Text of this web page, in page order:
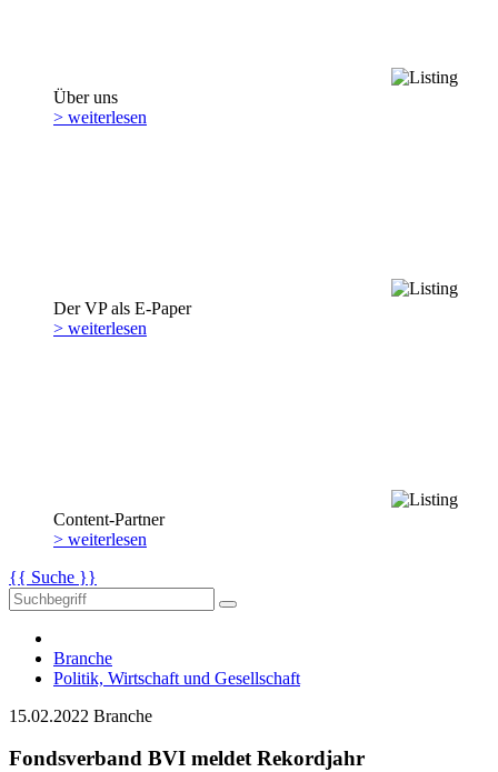
Über uns
> weiterlesen
Der VP als E-Paper
> weiterlesen
Content-Partner
> weiterlesen
{{ Suche }}
Branche
Politik, Wirtschaft und Gesellschaft
15.02.2022 Branche
Fondsverband BVI meldet Rekordjahr